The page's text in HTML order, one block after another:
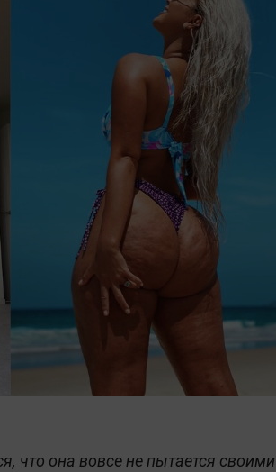
что она вовсе не пытается своими